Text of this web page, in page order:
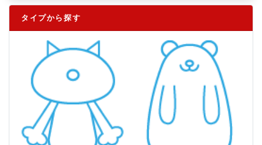
タイプから探す